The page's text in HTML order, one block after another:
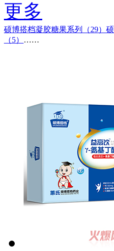
更多
硕博搭档凝胶糖果系列（29）
（5） ……